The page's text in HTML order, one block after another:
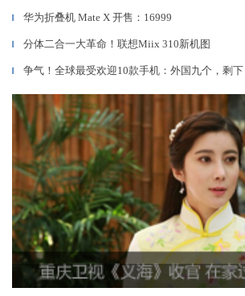
▎ 华为折叠机 Mate X 开售：16999
▎ 分体二合一大革命！联想Miix 310新机图
▎ 争气！全球最受欢迎10款手机：外国九个，剩下